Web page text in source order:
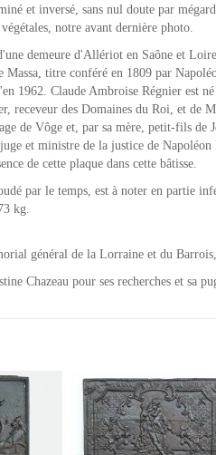
et inversé, sans nul doute par
notre avant dernière photo.
demeure d'Allériot en Saône et
Massa, titre conféré en 1809 par
1962. Claude Ambroise Régnier est
receveur des Domaines du Roi, et
de Vôge et, par sa mère, petit-fils
et ministre de la justice de Napoléon
de cette plaque dans cette bâtisse.
par le temps, est à noter en partie
kg.
général de la Lorraine et du
Chazeau pour ses recherches et sa